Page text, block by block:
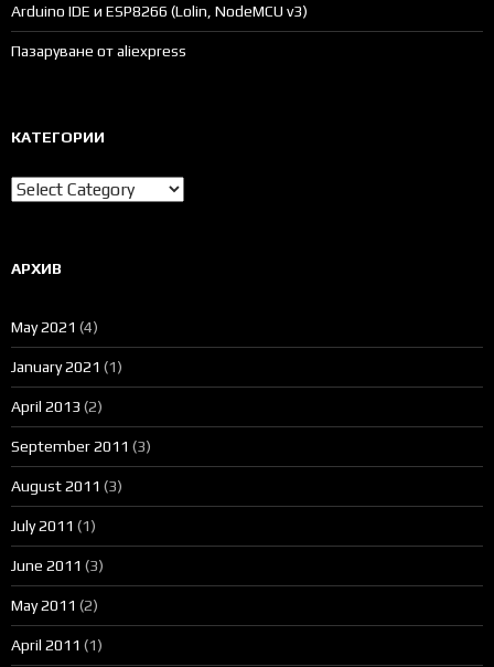
Arduino IDE и ESP8266 (Lolin, NodeMCU v3)
Пазаруване от aliexpress
КАТЕГОРИИ
Категории
АРХИВ
May 2021 (4)
January 2021 (1)
April 2013 (2)
September 2011 (3)
August 2011 (3)
July 2011 (1)
June 2011 (3)
May 2011 (2)
April 2011 (1)